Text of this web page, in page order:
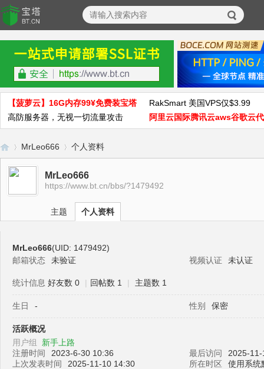
【菠萝云】16G内存99¥免费装宝塔
RakSmart 美国VPS仅$3.99
高防服务器，无视一切流量攻击
阿里云国际腾讯云aws谷歌云
宝›
MrLeo666 个人资料
MrLeo666
https://www.bt.cn/bbs/?1479492
主题 个人资料
MrLeo666(UID: 1479492)
邮箱状态
未验证 视频认证 未认证
统计信息 好友数 0 | 回帖数 1 | 主题数 1
生日 - 性别 保密
活跃概况
用户组 新手上路
注册时间
2023-6-30 10:36 最后访问
2025-
上次发表时间
2025-11-10 14:30 所在时区 使用系统